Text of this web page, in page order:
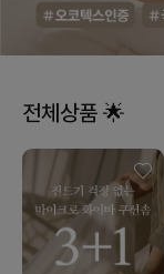
전체상품 🌟